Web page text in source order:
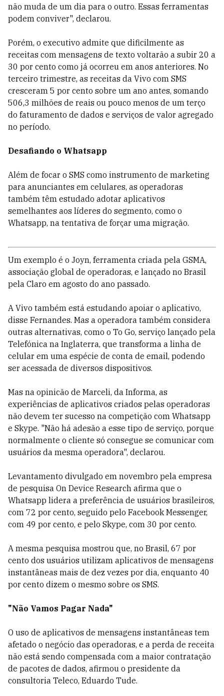
não muda de um dia para o outro. Essas ferramentas
podem conviver", declarou.
Porém, o executivo admite que dificilmente as
receitas com mensagens de texto voltarão a subir 20 a
30 por cento como já ocorreu em anos anteriores. No
terceiro trimestre, as receitas da Vivo com SMS
cresceram 5 por cento sobre um ano antes, somando
506,3 milhões de reais ou pouco menos de um terço
do faturamento de dados e serviços de valor agregado
no período.
Desafiando o Whatsapp
Além de focar o SMS como instrumento de marketing
para anunciantes em celulares, as operadoras
também têm estudado adotar aplicativos
semelhantes aos líderes do segmento, como o
Whatsapp, na tentativa de forçar uma migração.
Um exemplo é o Joyn, ferramenta criada pela GSMA,
associação global de operadoras, e lançado no Brasil
pela Claro em agosto do ano passado.
A Vivo também está estudando apoiar o aplicativo,
disse Fernandes. Mas a operadora também considera
outras alternativas, como o To Go, serviço lançado pela
Telefónica na Inglaterra, que transforma a linha de
celular em uma espécie de conta de email, podendo
ser acessada de diversos dispositivos.
Mas na opinicão de Marceli, da Informa, as
experiências de aplicativos criados pelas operadoras
não devem ter sucesso na competição com Whatsapp
e Skype. "Não há adesão a esse tipo de serviço, porque
normalmente o cliente só consegue se comunicar com
usuários da mesma operadora", declarou.
Levantamento divulgado em novembro pela empresa
de pesquisa On Device Research afirma que o
Whatsapp lidera a preferência de usuários brasileiros,
com 72 por cento, seguido pelo Facebook Messenger,
com 49 por cento, e pelo Skype, com 30 por cento.
A mesma pesquisa mostrou que, no Brasil, 67 por
cento dos usuários utilizam aplicativos de mensagens
instantâneas mais de dez vezes por dia, enquanto 40
por cento dizem o mesmo sobre os SMS.
"Não Vamos Pagar Nada"
O uso de aplicativos de mensagens instantâneas tem
afetado o negócio das operadoras, e a perda de receita
não está sendo compensada com a maior contratação
de pacotes de dados, afirmou o presidente da
consultoria Teleco, Eduardo Tude.